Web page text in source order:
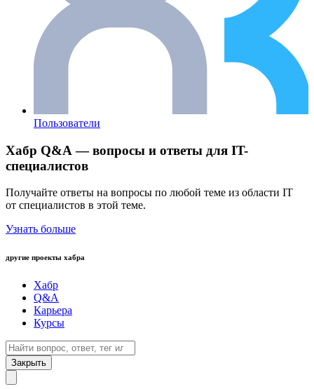
Пользователи
Хабр Q&A — вопросы и ответы для IT-
специалистов
Получайте ответы на вопросы по любой теме из области IT
от специалистов в этой теме.
Узнать больше
другие проекты хабра
Хабр
Q&A
Карьера
Курсы
Закрыть